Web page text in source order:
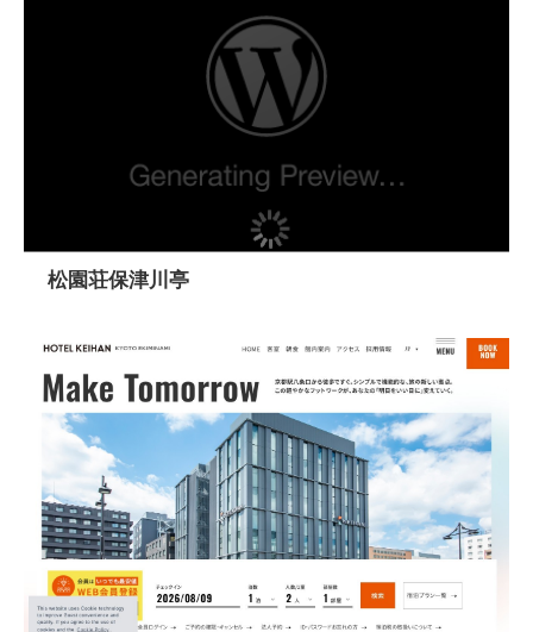
松園荘保津川亭